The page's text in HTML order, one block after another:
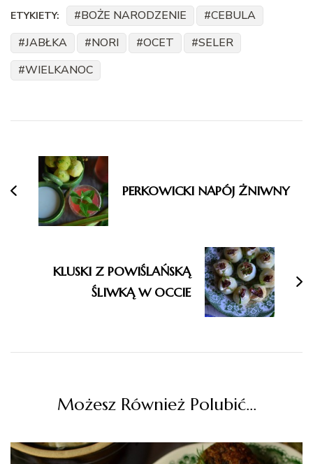
ETYKIETY: BOŻE NARODZENIE
CEBULA
JABŁKA
NORI OCET
SELER
WIELKANOC
wpisu
PERKOWICKI NAPÓJ ŻNIWNY
KLUSKI Z POWIŚLAŃSKĄ
ŚLIWKĄ W OCCIE
Możesz Również Polubić…